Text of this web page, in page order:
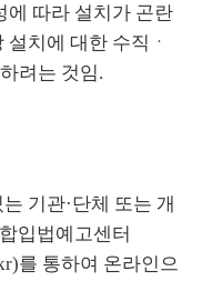
에 따라 설치가 곤란
치에 대한 수직ㆍ
려는 것임.
기관·단체 또는 개
입법예고센터
)를 통하여 온라인으